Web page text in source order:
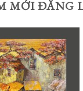
MỚI ĐĂNG